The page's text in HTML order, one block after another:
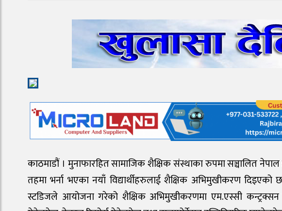
काठमाडौं । मुनाफारहित सामाजिक शैक्षिक संस्थाका रुपमा सञ्चालित
तहमा भर्ना भएका नयाँ विद्यार्थीहरुलाई शैक्षिक अभिमुखीकरण
स्टडिजले आयोजना गरेको शैक्षिक अभिमुखीकरणमा एम.एस्सी कन्ट्रक्सन